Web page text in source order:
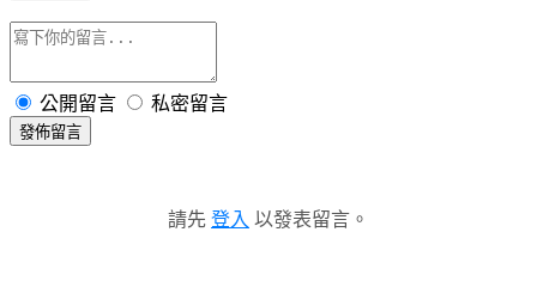
公開留言 私密留言
發佈留言
請先 登入 以發表留言。